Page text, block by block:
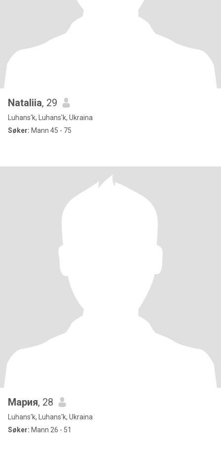
Nataliia, 29
Luhans'k, Luhans'k, Ukraina
Søker: Mann 45 - 75
Мария, 28
Luhans'k, Luhans'k, Ukraina
Søker: Mann 26 - 51